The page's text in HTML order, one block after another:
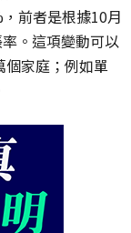
前者是根據10月
。這項變動可以
個家庭；例如單